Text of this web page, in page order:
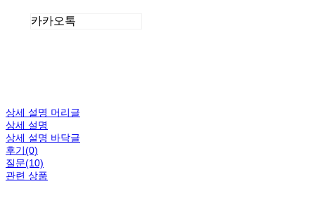
카카오톡
상세 설명 머리글
상세 설명
상세 설명 바닥글
후기(0)
질문(10)
관련 상품